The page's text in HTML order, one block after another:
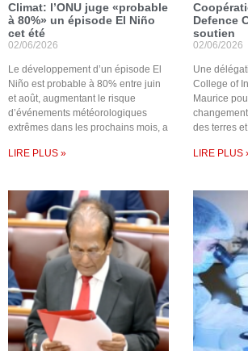
Climat: l’ONU juge «probable
à 80%» un épisode El Niño
cet été
02/06/2026
Le développement d’un épisode El
Niño est probable à 80% entre juin
et août, augmentant le risque
d’événements météorologiques
extrêmes dans les prochains mois, a
LIRE PLUS »
Defence
soutien
02/06/2026
Une
College of
Maurice
des terres et
LIRE PLUS